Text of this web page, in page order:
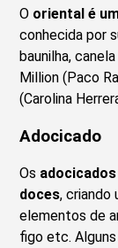
O oriental é
conhecida por
baunilha,
Million (Paco
(Carolina
Adocicado
Os
doces, criando
elementos de
figo etc. Alguns